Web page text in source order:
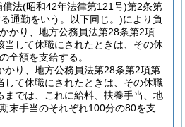
償法(昭和42年法律第121号)第2条第
通勤をいう。以下同じ。)により負
かり、地方公務員法第28条第2項
当して休職にされたときは、その休
全額を支給する。
かり、地方公務員法第28条第2項第
して休職にされたときは、その休職
までは、これに給料、扶養手当、地
末手当のそれぞれ100分の80を支